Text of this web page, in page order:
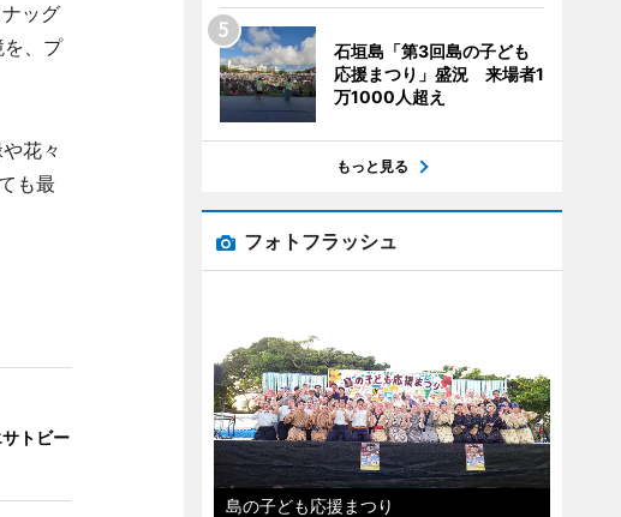
ッグ
、プ
花々
も最
トビー
石垣島「第3回島の子ども
応援まつり」盛況 来場者1
万1000人超え
もっと見る
フォトフラッシュ
島の子ども応援まつり